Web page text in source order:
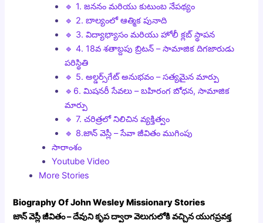
🔹 1. జననం మరియు కుటుంబ నేపథ్యం
🔹 2. బాల్యంలో ఆత్మిక పునాది
🔹 3. విద్యాభ్యాసం మరియు హోలీ క్లబ్ స్థాపన
🔹 4. 18వ శతాబ్దపు బ్రిటన్ – సామాజిక దిగజారుడు
పరిస్థితి
🔹 5. అల్డర్స్‌గేట్ అనుభవం – సత్యమైన మార్పు
🔹6. మిషనరీ సేవలు – బహిరంగ బోధన, సామాజిక
మార్పు
🔹 7. చరిత్రలో నిలిచిన వ్యక్తిత్వం
🔹 8.జాన్ వెస్లీ – సేవా జీవితం ముగింపు
సారాంశం
Youtube Video
More Stories
Biography Of John Wesley Missionary Stories
జాన్ వెస్లీ జీవితం – దేవుని కృప ద్వారా వెలుగులోకి వచ్చిన యుగప్రవక్త